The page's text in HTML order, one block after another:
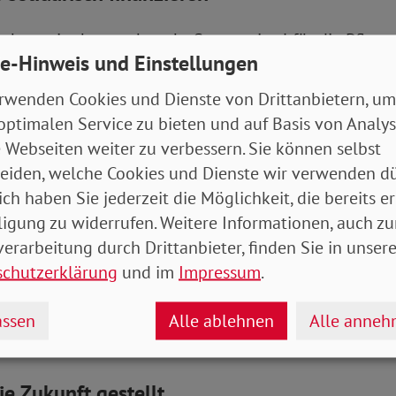
wir aber auch mehr Steuermittel für die
Probleme angehen. Und zwar nicht erst
sondern sofort. Die Pflegeversicherung muss
die den gesamten Bedarf abdeckt - ohne
muss aber auch eine Bürgerinnen- und
einzahlen. Nicht nur die
Beamte und Besserverdienende“, so
der Idee einer jetzt als „Generationenkapital“
Absage: „Mit unseren Renten spekuliert man
muss den Lebensstandard sichern und da haben
braucht ein starkes Umlagesystem in das alle
und Abgeordnete“, betonte Michaela
Hinweis und Einstellungen
Cookies und Dienste von Drittanbietern,
Service zu bieten und auf Basis von
Webseiten weiter zu verbessern. Sie können selbst
welche Cookies und Dienste wir verwenden
haben Sie jederzeit die Möglichkeit, die bereits
zu widerrufen. Weitere Informationen, auch
durch Drittanbieter, finden Sie in
und im Impressum.
Alle ablehnen Alle